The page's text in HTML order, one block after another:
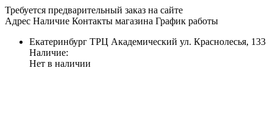
Требуется предварительный заказ на сайте
Адрес Наличие Контакты магазина График работы
Екатеринбург ТРЦ Академический ул. Краснолесья, 133
Наличие:
Нет в наличии